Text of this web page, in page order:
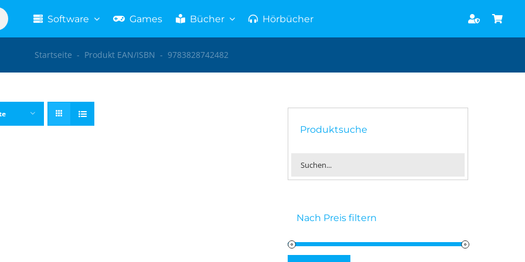
Software Games Bücher Hörbücher
Startseite - Produkt EAN/ISBN - 9783828742482
Produktsuche
Nach Preis filtern